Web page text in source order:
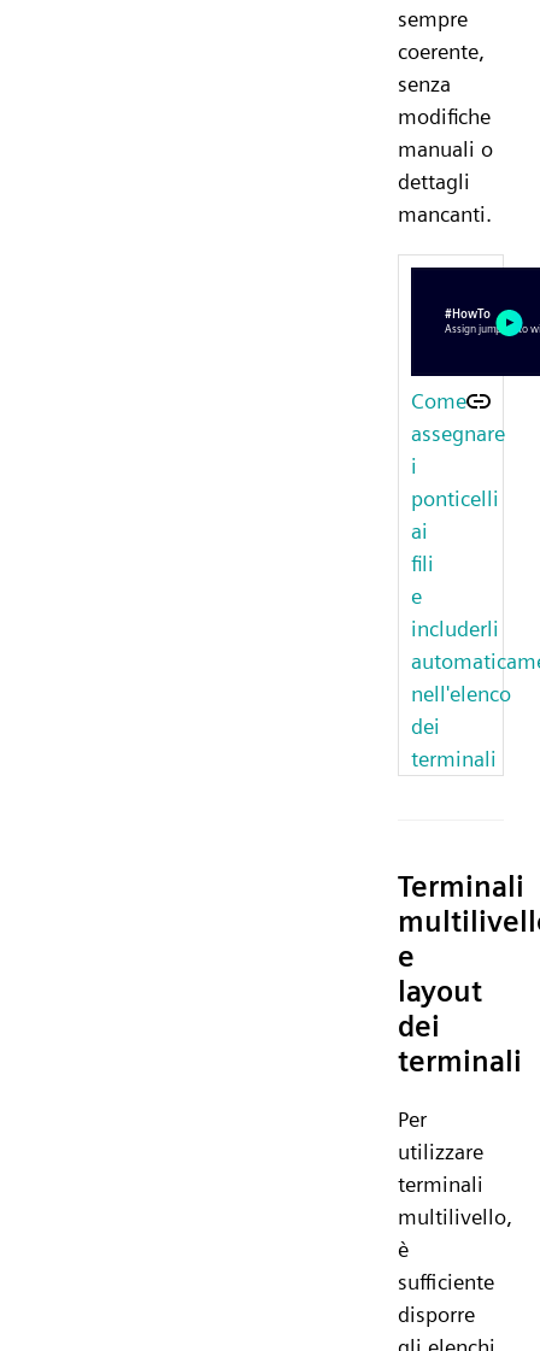
sempre
coerente,
senza
modifiche
manuali o
dettagli
mancanti.
Come
assegnare
i
ponticelli
ai
fili
e
includerli
nell'elenco
dei
terminali
Terminali
e
layout
dei
terminali
Per
utilizzare
terminali
multilivello,
è
sufficiente
disporre